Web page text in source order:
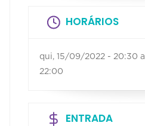
HORÁRIOS
qui, 15/09/2022 - 20:30 a
22:00
ENTRADA